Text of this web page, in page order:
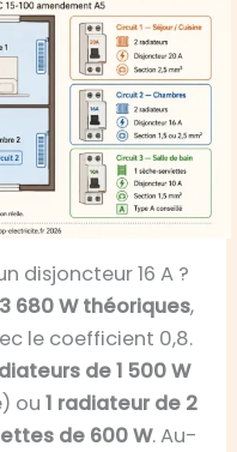
disjoncteur 16 A ?
3 680 W théoriques,
le coefficient 0,8.
de 1 500 W
ou1 radiateur de 2
de 600 W. Au-